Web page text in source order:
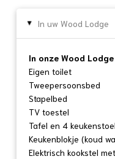
▸ In uw Wood Lodge
In onze Wood
Eigen toilet
Tweepersoonsbed
Stapelbed
TV toestel
Tafel en 4
Keukenblokje (koud
Elektrisch kookstel